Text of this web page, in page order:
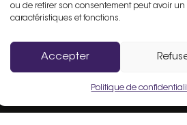
ou de retirer son consentement peut avoir
caractéristiques et fonctions.
Accepter
Politique de
Inscrire mon
Contact